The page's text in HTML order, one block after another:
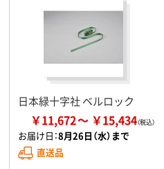
日本緑十字社 ベルロック
￥11,672 ￥15,434
お届け日：8月26日（水）まで
直送品